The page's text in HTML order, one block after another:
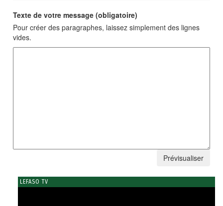
Texte de votre message (obligatoire)
Pour créer des paragraphes, laissez simplement des lignes
vides.
LEFASO TV